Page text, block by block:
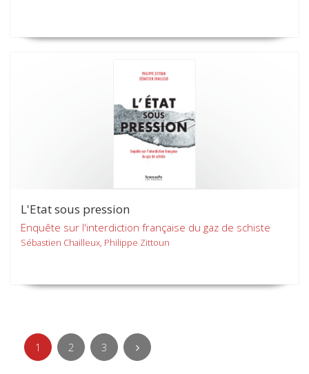
L'Etat sous pression
Enquête sur l'interdiction française du gaz de schiste
Sébastien Chailleux, Philippe Zittoun
1 2 3